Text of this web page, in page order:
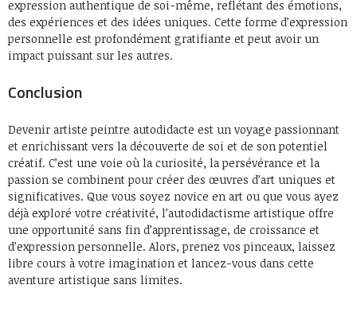
expression authentique de soi-même, reflétant des émotions,
des expériences et des idées uniques. Cette forme d’expression
personnelle est profondément gratifiante et peut avoir un
impact puissant sur les autres.
Conclusion
Devenir artiste peintre autodidacte est un voyage passionnant
et enrichissant vers la découverte de soi et de son potentiel
créatif. C’est une voie où la curiosité, la persévérance et la
passion se combinent pour créer des œuvres d’art uniques et
significatives. Que vous soyez novice en art ou que vous ayez
déjà exploré votre créativité, l’autodidactisme artistique offre
une opportunité sans fin d’apprentissage, de croissance et
d’expression personnelle. Alors, prenez vos pinceaux, laissez
libre cours à votre imagination et lancez-vous dans cette
aventure artistique sans limites.